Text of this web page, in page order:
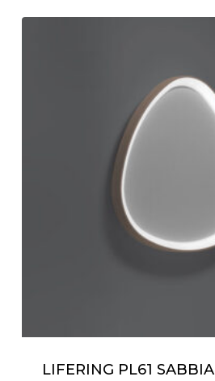
LIFERING PL61 SABBIA